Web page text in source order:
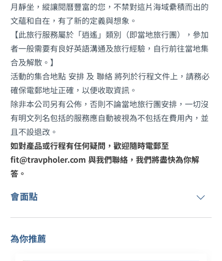
月靜坐，縱讓閱曆豐富的您，不禁對這片海域纍積而出的
文蘊和自在，有了新的定義與想象。
【此旅行服務屬於「逍遙」類別（即當地旅行團），參加
者一般需要有良好英語溝通及旅行經驗，自行前往當地集
合及解散。】
活動的集合地點 安排 及 聯絡 將列於行程文件上，請務必
確保電郵地址正確，以便收取資訊。
除非本公司另有公佈，否則不論當地旅行團安排，一切沒
有明文列名包括的服務應自動被視為不包括在費用內，並
且不設退改。
如對產品或行程有任何疑問，歡迎隨時電郵至
fit@travpholer.com 與我們聯絡，我們將盡快為你解
答。
會面點
為你推薦